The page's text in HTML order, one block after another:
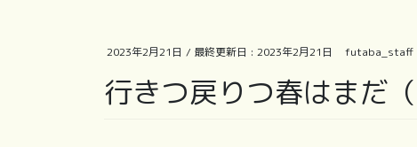
2023年2月21日 / 最終更新日 : 2023年2月21日 futaba_staff
行きつ戻りつ春はまだ